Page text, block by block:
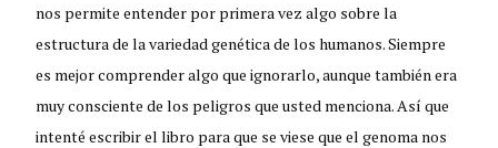
nos permite entender por primera vez algo sobre la
estructura de la variedad genética de los humanos. Siempre
es mejor comprender algo que ignorarlo, aunque también era
muy consciente de los peligros que usted menciona. Así que
intenté escribir el libro para que se viese que el genoma nos